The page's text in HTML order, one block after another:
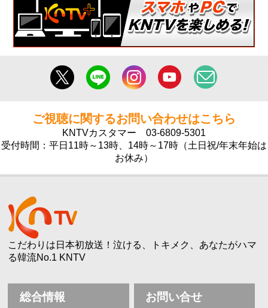
ご視聴に関するお問い合わせはこちら
KNTVカスタマー 03-6809-5301
受付時間：平日11時～13時、14時～17時（土日祝/年末年始は
お休み）
こだわりは日本初放送！泣ける、トキメク、あなたがハマ
る韓流No.1 KNTV
総合情報 お問い合せ